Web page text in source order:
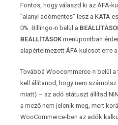
Fontos, hogy válaszd ki az ÁFA-
“alanyi adómentes” lesz a KATA
0%. Billingo-n belül a
BEÁLLÍTÁSOK menüpontban
alapértelmezett ÁFA kulcsot erre
Továbbá Woocommerce-n belül
kell állítanod, hogy nem
miatt) – az adó státuszt állítsd
a mező nem jelenik meg, mert
WooCommerce-ben az adók